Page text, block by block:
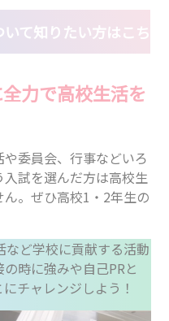
て知りたい方はこち
力で高校生活を
委員会、行事などいろ
試を選んだ方は高校生
。ぜひ高校1・2年生の
ど学校に貢献する活動
時に強みや自己PRと
チャレンジしよう！